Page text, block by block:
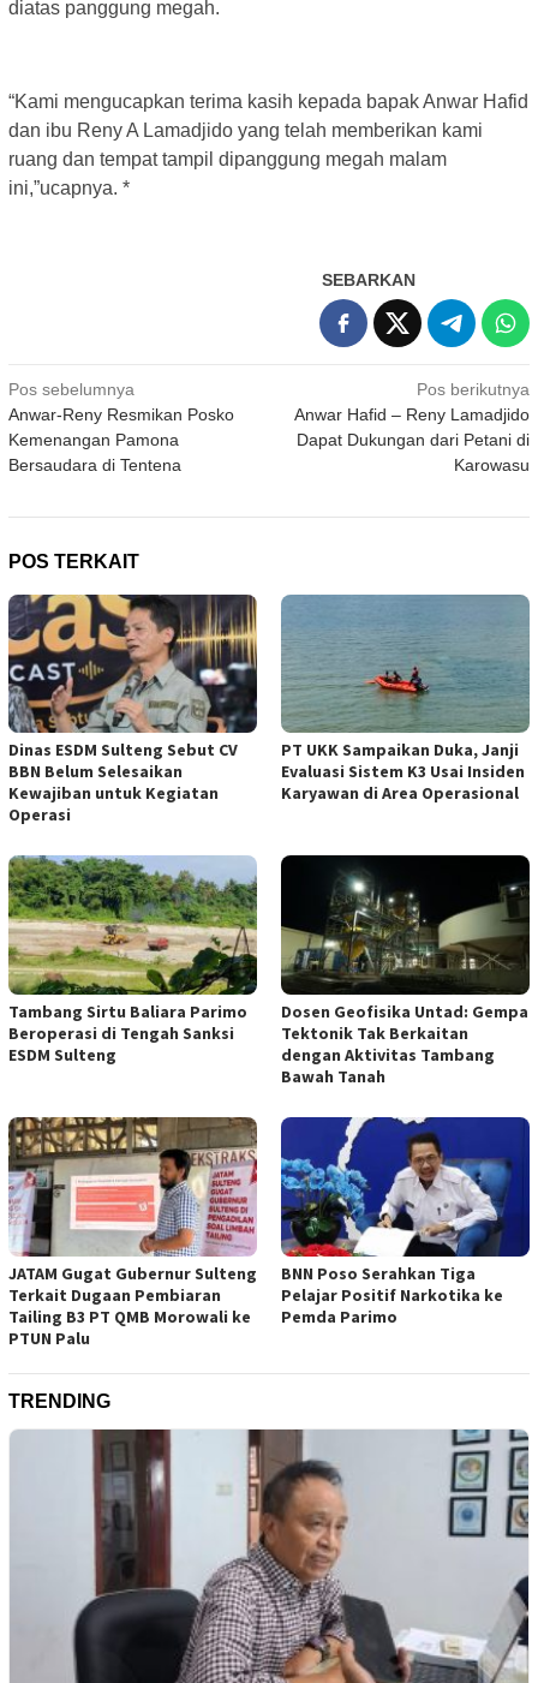
diatas panggung megah.
“Kami mengucapkan terima kasih kepada bapak Anwar Hafid
dan ibu Reny A Lamadjido yang telah memberikan kami
ruang dan tempat tampil dipanggung megah malam
ini,”ucapnya. *
SEBARKAN
Navigasi
pos
Pos sebelumnya
Anwar-Reny Resmikan Posko
Kemenangan Pamona
Bersaudara di Tentena
Pos berikutnya
Anwar Hafid – Reny Lamadjido
Dapat Dukungan dari Petani di
Karowasu
POS TERKAIT
Dinas ESDM Sulteng Sebut CV
BBN Belum Selesaikan
Kewajiban untuk Kegiatan
Operasi
PT UKK Sampaikan Duka, Janji
Evaluasi Sistem K3 Usai Insiden
Karyawan di Area Operasional
Tambang Sirtu Baliara Parimo
Beroperasi di Tengah Sanksi
ESDM Sulteng
Dosen Geofisika Untad: Gempa
Tektonik Tak Berkaitan
dengan Aktivitas Tambang
Bawah Tanah
JATAM Gugat Gubernur Sulteng
Terkait Dugaan Pembiaran
Tailing B3 PT QMB Morowali ke
PTUN Palu
BNN Poso Serahkan Tiga
Pelajar Positif Narkotika ke
Pemda Parimo
TRENDING